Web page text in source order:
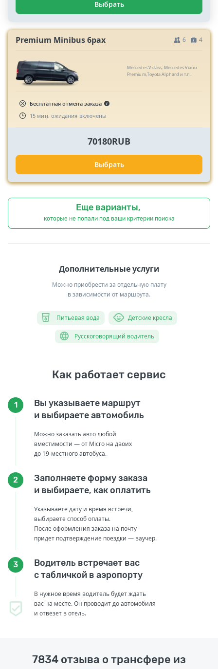
Выбрать
Premium Minibus 6pax 6 4
Mercedes V-class, Mercedes Viano
Premium,Toyota Alphard и т.п.
Бесплатная отмена заказа
15 мин. ожидания включены
70180RUB
Выбрать
Еще варианты,
которые не попали под ваши критерии поиска
Дополнительные услуги
Можно приобрести за отдельную плату
в зависимости от маршрута.
Питьевая вода Детские кресла
Русскоговорящий водитель
Как работает сервис
1
Вы указываете маршрут
и выбираете автомобиль
Можно заказать авто любой
вместимости — от Micro на двоих
до 19-местного автобуса.
2
Заполняете форму заказа
и выбираете, как оплатить
Указываете дату и время встречи,
выбираете способ оплаты.
После оформления заказа на почту
придет подтверждение поездки — ваучер.
3
Водитель встречает вас
с табличкой в аэропорту
В нужное время водитель будет ждать
вас на месте. Он проводит до автомобиля
и отвезет в отель.
7834 отзыва о трансфере из